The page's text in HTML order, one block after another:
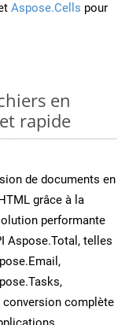
Aspose.Cells pour
en
rapide
de documents en
grâce à la
performante
Aspose.Total, telles
conversion complète